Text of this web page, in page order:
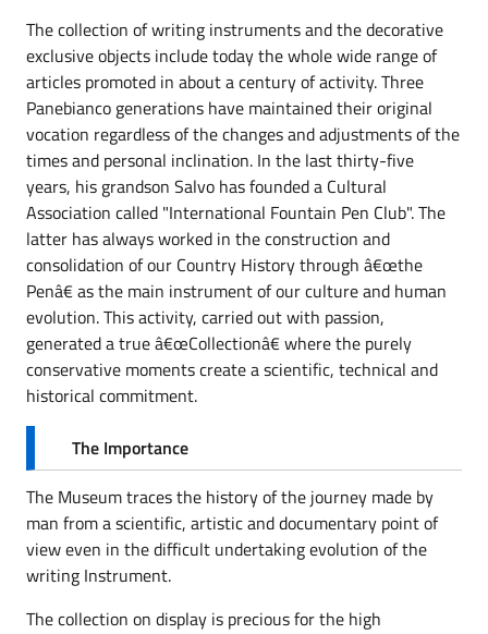
The collection of writing instruments and the decorative
exclusive objects include today the whole wide range of
articles promoted in about a century of activity. Three
Panebianco generations have maintained their original
vocation regardless of the changes and adjustments of the
times and personal inclination. In the last thirty-five
years, his grandson Salvo has founded a Cultural
Association called "International Fountain Pen Club". The
latter has always worked in the construction and
consolidation of our Country History through â€œthe
Penâ€ as the main instrument of our culture and human
evolution. This activity, carried out with passion,
generated a true â€œCollectionâ€ where the purely
conservative moments create a scientific, technical and
historical commitment.
The Importance
The Museum traces the history of the journey made by
man from a scientific, artistic and documentary point of
view even in the difficult undertaking evolution of the
writing Instrument.
The collection on display is precious for the high